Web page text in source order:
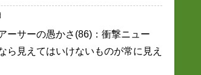
ーサーの愚かさ(86)：衝撃ニュー
ら見えてはいけないものが常に見え